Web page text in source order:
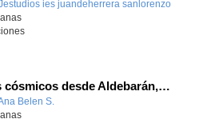
ies juandeherrera sanlorenzo-
Destellos cósmicos desde Aldebarán, alcanzar las estrellas
Belen S.